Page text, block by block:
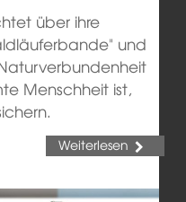
über ihre
und
Menschheit ist,
Weiterlesen